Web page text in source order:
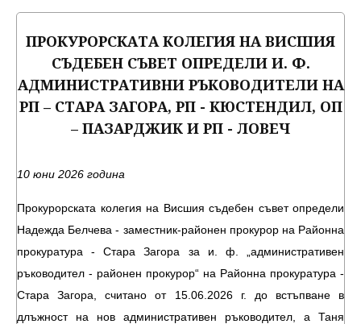
ПРОКУРОРСКАТА КОЛЕГИЯ НА ВИСШИЯ
СЪДЕБЕН СЪВЕТ ОПРЕДЕЛИ И. Ф.
АДМИНИСТРАТИВНИ РЪКОВОДИТЕЛИ НА
РП – СТАРА ЗАГОРА, РП - КЮСТЕНДИЛ, ОП
– ПАЗАРДЖИК И РП - ЛОВЕЧ
10 юни 2026 година
Прокурорската колегия на Висшия съдебен съвет определи
Надежда Белчева - заместник-районен прокурор на Районна
прокуратура - Стара Загора за и. ф. „административен
ръководител - районен прокурор“ на Районна прокуратура -
Стара Загора, считано от 15.06.2026 г. до встъпване в
длъжност на нов административен ръководител, а Таня